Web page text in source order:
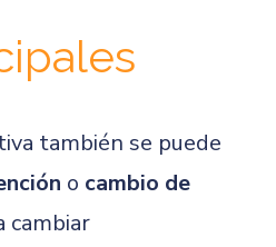
también se puede
o cambio de
cambiar